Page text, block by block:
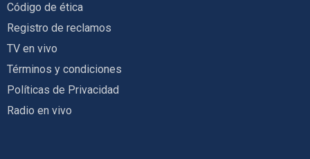
Código de ética
Registro de reclamos
TV en vivo
Términos y condiciones
Políticas de Privacidad
Radio en vivo